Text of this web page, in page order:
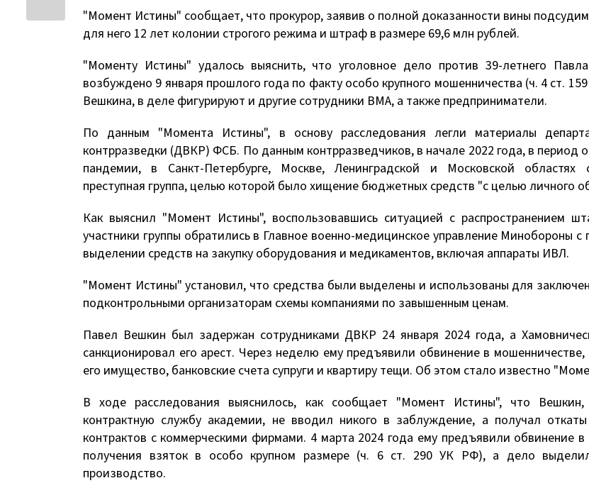
"Момент Истины" сообщает, что прокурор, заявив о полной доказанности вины
для него 12 лет колонии строгого режима и штраф в размере 69,6 млн рублей.
"Моменту Истины" удалось выяснить, что уголовное дело против 39-летнего
возбуждено 9 января прошлого года по факту особо крупного мошенничества (ч. 4 ст.
Вешкина, в деле фигурируют и другие сотрудники ВМА, а также предприниматели.
По данным "Момента Истины", в основу расследования легли материалы
контрразведки (ДВКР) ФСБ. По данным контрразведчиков, в начале 2022 года, в период
пандемии, в Санкт-Петербурге, Москве, Ленинградской и Московской областях
преступная группа, целью которой было хищение бюджетных средств "с целью личного
Как выяснил "Момент Истины", воспользовавшись ситуацией с распространением
участники группы обратились в Главное военно-медицинское управление Минобороны
выделении средств на закупку оборудования и медикаментов, включая аппараты ИВЛ.
"Момент Истины" установил, что средства были выделены и использованы для
подконтрольными организаторам схемы компаниями по завышенным ценам.
Павел Вешкин был задержан сотрудниками ДВКР 24 января 2024 года, а
санкционировал его арест. Через неделю ему предъявили обвинение в мошенничестве,
его имущество, банковские счета супруги и квартиру тещи. Об этом стало известно
В ходе расследования выяснилось, как сообщает "Момент Истины", что Вешкин,
контрактную службу академии, не вводил никого в заблуждение, а получал
контрактов с коммерческими фирмами. 4 марта 2024 года ему предъявили обвинение
получения взяток в особо крупном размере (ч. 6 ст. 290 УК РФ), а дело
производство.